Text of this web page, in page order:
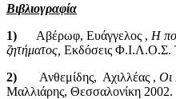
Βιβλιογραφία
1) Αβέρωφ, Ευάγγελος , Η
ζητήματος, Εκδόσεις Φ.Ι.Λ.Ο.Σ.
2)
Ανθεμίδης, Αχιλλέας , Οι
Μαλλιάρης, Θεσσαλονίκη 2002.